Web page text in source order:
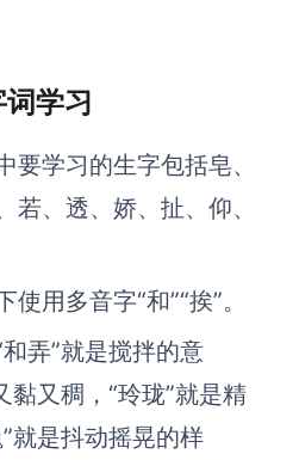
战略与流程设计
学习
要学习的生字包括皂、
若、透、娇、扯、仰、
用多音字“和”“挨”。
弄”就是搅拌的意
黏又稠，“玲珑”就是精
就是抖动摇晃的样